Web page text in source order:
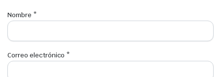
Nombre *
Correo electrónico *